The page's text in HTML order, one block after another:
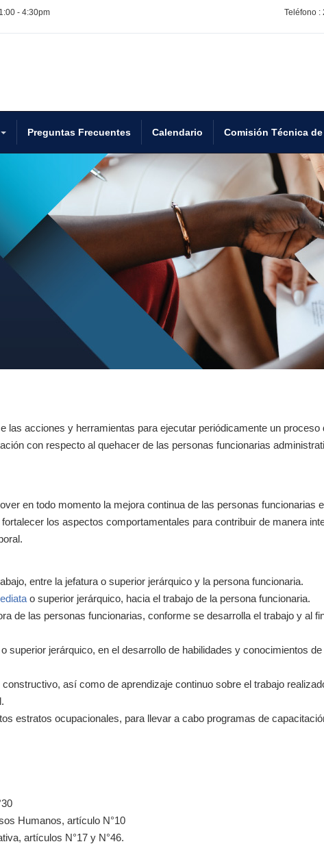
- 4:30pm Teléfono :
Preguntas Frecuentes Calendario Comisión Técnica
las acciones y herramientas para ejecutar periódicamente un proceso
con respecto al quehacer de las personas funcionarias
en todo momento la mejora continua de las personas funcionarias
los aspectos comportamentales para contribuir de manera
entre la jefatura o superior jerárquico y la persona funcionaria.
o superior jerárquico, hacia el trabajo de la persona funcionaria.
de las personas funcionarias, conforme se desarrolla el trabajo y al
superior jerárquico, en el desarrollo de habilidades y conocimientos
así como de aprendizaje continuo sobre el trabajo
estratos ocupacionales, para llevar a cabo programas de
Humanos, artículo N°10
artículos N°17 y N°46.